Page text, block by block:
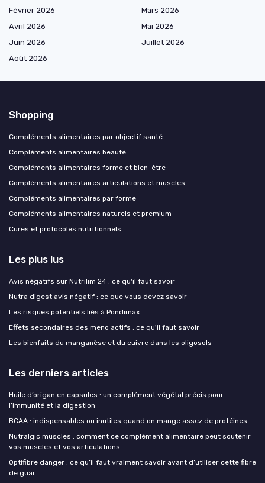
Février 2026
Mars 2026
Avril 2026
Mai 2026
Juin 2026
Juillet 2026
Août 2026
Shopping
Compléments alimentaires par objectif santé
Compléments alimentaires beauté
Compléments alimentaires forme et bien-être
Compléments alimentaires articulations et muscles
Compléments alimentaires par forme
Compléments alimentaires naturels et premium
Cures et protocoles nutritionnels
Les plus lus
Avis négatifs sur Nutrilim 24 : ce qu'il faut savoir
Nutra digest avis négatif : ce que vous devez savoir
Les risques potentiels liés à Pondimax
Effets secondaires des meno actifs : ce qu'il faut savoir
Les bienfaits du manganèse et du cuivre dans les oligosols
Les derniers articles
Huile d’origan en capsules : un complément végétal précis pour
l’immunité et la digestion
BCAA : indispensables ou inutiles quand on mange assez de protéines
Nutralgic muscles : comment ce complément alimentaire peut soutenir
vos muscles et vos articulations
Optifibre danger : ce qu’il faut vraiment savoir avant d’utiliser cette fibre
de guar